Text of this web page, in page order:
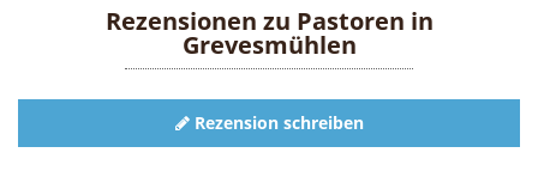
Rezensionen zu Pastoren in
Grevesmühlen
Rezension schreiben